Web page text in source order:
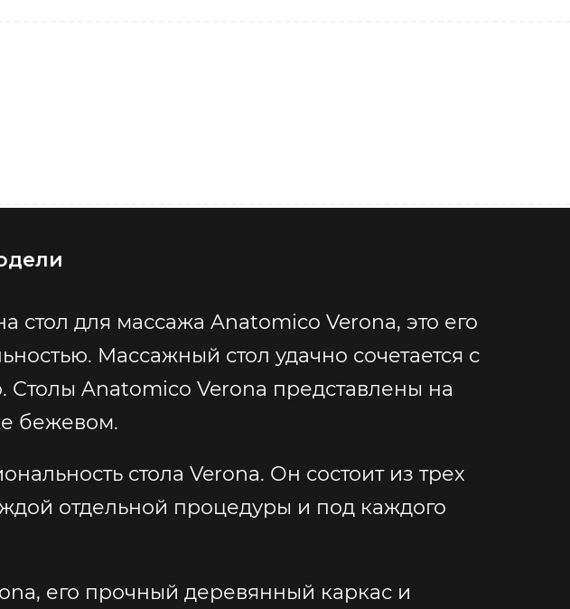
стол для массажа Anatomico Verona, это его
Массажный стол удачно сочетается с
Anatomico Verona представлены на
бежевом.
стола Verona. Он состоит из трех
отдельной процедуры и под каждого
его прочный деревянный каркас и